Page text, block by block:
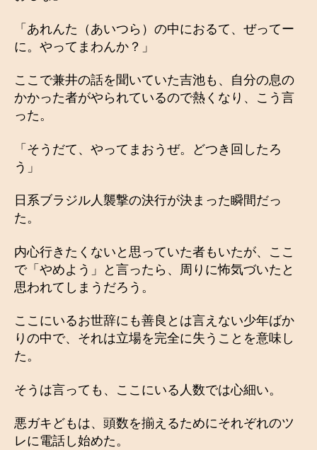
「あれんた（あいつら）の中におるて、ぜってー
に。やってまわんか？」
ここで兼井の話を聞いていた吉池も、自分の息の
かかった者がやられているので熱くなり、こう言
った。
「そうだて、やってまおうぜ。どつき回したろ
う」
日系ブラジル人襲撃の決行が決まった瞬間だっ
た。
内心行きたくないと思っていた者もいたが、ここ
で「やめよう」と言ったら、周りに怖気づいたと
思われてしまうだろう。
ここにいるお世辞にも善良とは言えない少年ばか
りの中で、それは立場を完全に失うことを意味し
た。
そうは言っても、ここにいる人数では心細い。
悪ガキどもは、頭数を揃えるためにそれぞれのツ
レに電話し始めた。